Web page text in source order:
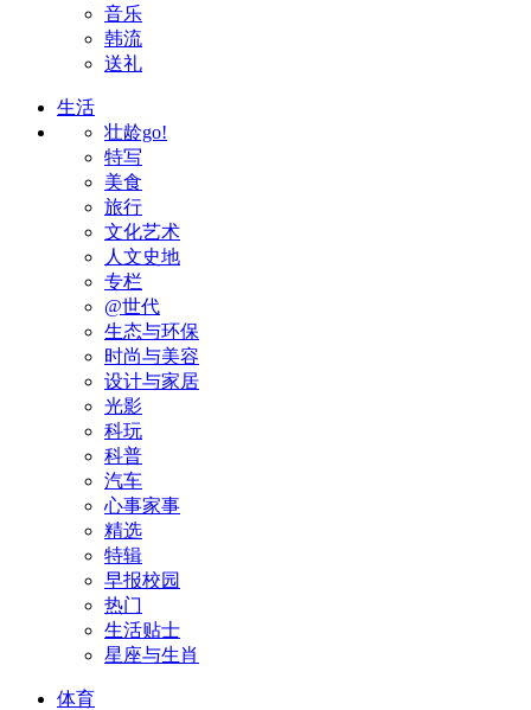
音乐
韩流
送礼
生活
壮龄go!
特写
美食
旅行
文化艺术
人文史地
专栏
@世代
生态与环保
时尚与美容
设计与家居
光影
科玩
科普
汽车
心事家事
精选
特辑
早报校园
热门
生活贴士
星座与生肖
体育